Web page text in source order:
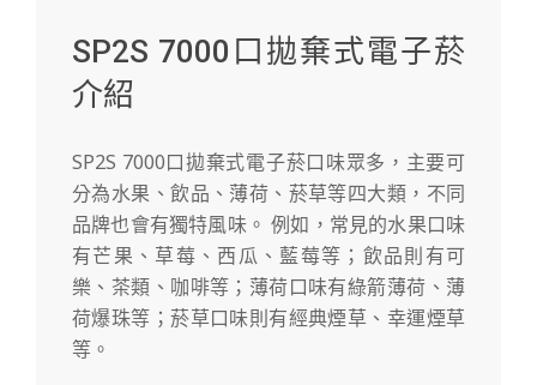
SP2S 7000口拋棄式電子菸
介紹
SP2S 7000口拋棄式電子菸口味眾多，主要可
分為水果、飲品、薄荷、菸草等四大類，不同
品牌也會有獨特風味。 例如，常見的水果口味
有芒果、草莓、西瓜、藍莓等；飲品則有可
樂、茶類、咖啡等；薄荷口味有綠箭薄荷、薄
荷爆珠等；菸草口味則有經典煙草、幸運煙草
等。